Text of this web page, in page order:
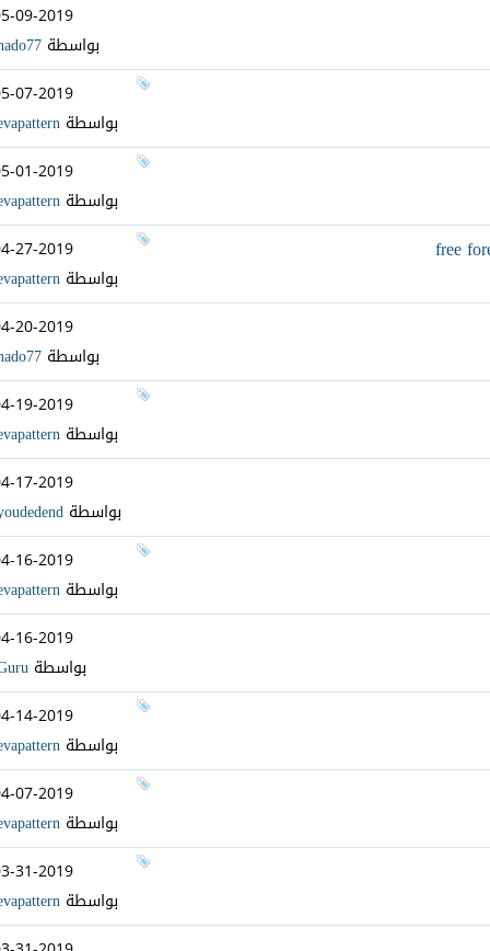
09-2019
بواسطة
07-2019
بواسطة
01-2019
بواسطة
free
27-2019
بواسطة
20-2019
بواسطة
19-2019
بواسطة
17-2019
بواسطة
16-2019
بواسطة
16-2019
بواسطة
14-2019
بواسطة
07-2019
بواسطة
31-2019
بواسطة